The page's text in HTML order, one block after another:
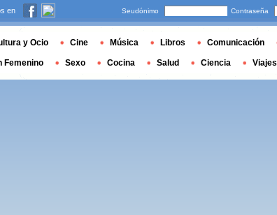
en Seudónimo Contraseña
y Ocio Cine Música Libros Comunicación
Femenino Sexo Cocina Salud Ciencia Viajes